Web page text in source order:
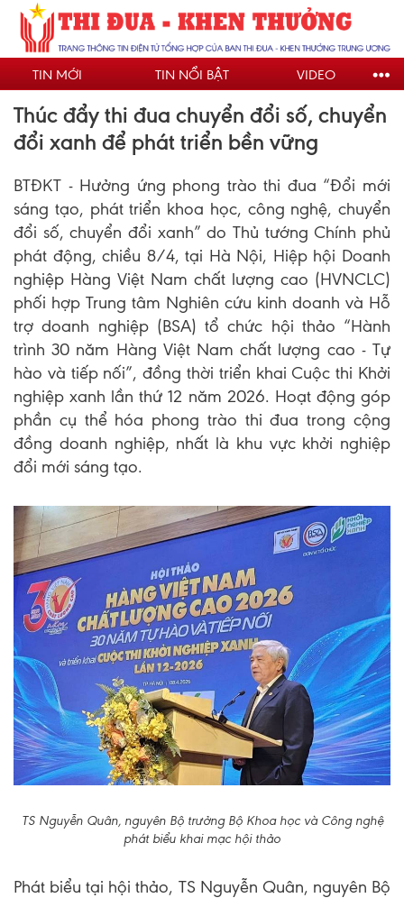
Nhảy
đến
nội
dungTIN MỚI TIN NỔI BẬT VIDEO
Thúc đẩy thi đua chuyển đổi số, chuyển
đổi xanh để phát triển bền vững
BTĐKT - Hưởng ứng phong trào thi đua “Đổi mới
sáng tạo, phát triển khoa học, công nghệ, chuyển
đổi số, chuyển đổi xanh” do Thủ tướng Chính phủ
phát động, chiều 8/4, tại Hà Nội, Hiệp hội Doanh
nghiệp Hàng Việt Nam chất lượng cao (HVNCLC)
phối hợp Trung tâm Nghiên cứu kinh doanh và Hỗ
trợ doanh nghiệp (BSA) tổ chức hội thảo “Hành
trình 30 năm Hàng Việt Nam chất lượng cao - Tự
hào và tiếp nối”, đồng thời triển khai Cuộc thi Khởi
nghiệp xanh lần thứ 12 năm 2026. Hoạt động góp
phần cụ thể hóa phong trào thi đua trong cộng
đồng doanh nghiệp, nhất là khu vực khởi nghiệp
đổi mới sáng tạo.
TS Nguyễn Quân, nguyên Bộ trưởng Bộ Khoa học và Công nghệ
phát biểu khai mạc hội thảo
Phát biểu tại hội thảo, TS Nguyễn Quân, nguyên Bộ